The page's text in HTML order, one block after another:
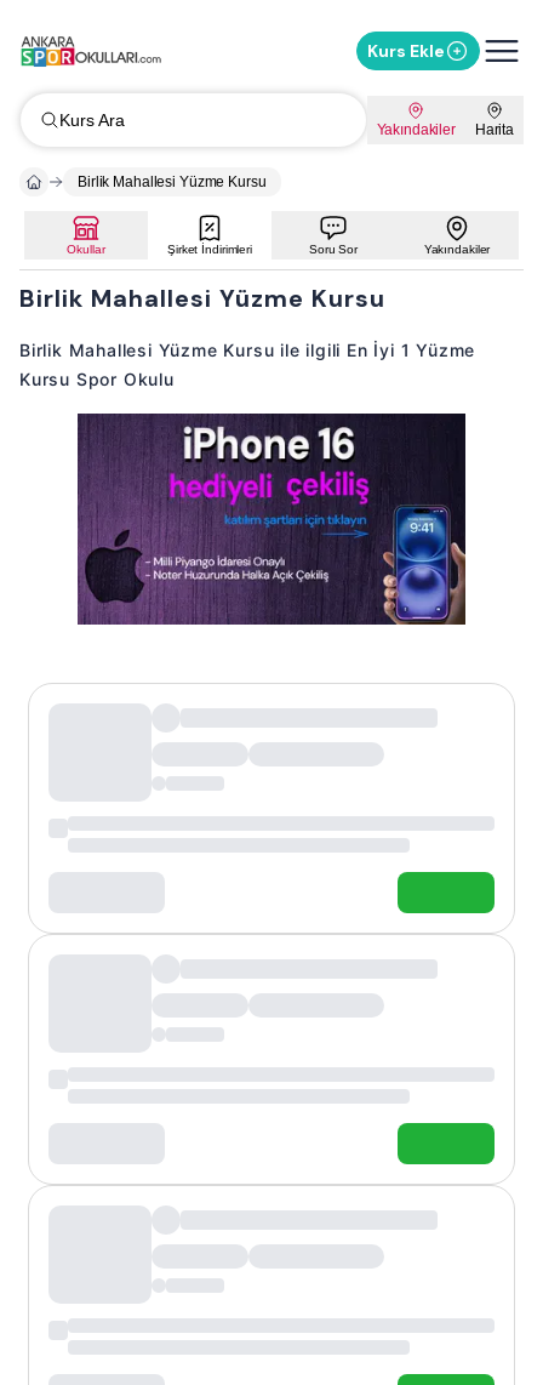
Kurs Ekle
Kurs Ara Yakındakiler Harita
Birlik Mahallesi Yüzme Kursu
Okullar Şirket İndirimleri Soru Sor Yakındakiler
Birlik Mahallesi Yüzme Kursu
Birlik Mahallesi Yüzme Kursu ile ilgili En İyi 1 Yüzme
Kursu Spor Okulu